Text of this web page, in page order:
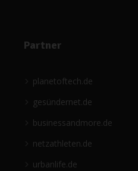
Partner
planetoftech.de
gesündernet.de
businessandmore.de
netzathleten.de
urbanlife.de